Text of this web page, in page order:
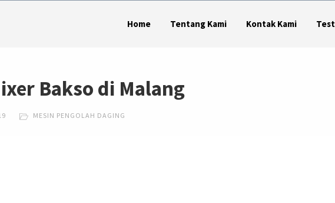
Home Tentang Kami Kontak Kami
Bakso di Malang
MESIN PENGOLAH DAGING